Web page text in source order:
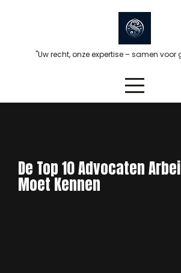
"Uw recht, onze expertise – samen
De Top 10 Advocaten
Moet Kennen